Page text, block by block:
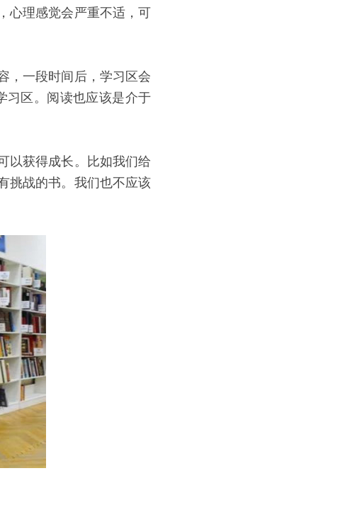
心理感觉会严重不适，可
，一段时间后，学习区会
习区。阅读也应该是介于
以获得成长。比如我们给
挑战的书。我们也不应该